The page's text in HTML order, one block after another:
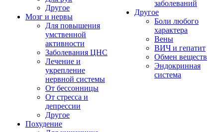
Другое
Мозг и нервы
Для повышения
умственной
активности
Заболевания ЦНС
Лечение и
укрепление
нервной системы
От бессонницы
От стресса и
депрессии
Другое
Похудение
заболеваний
Другое
Боли любого
характера
Вены
ВИЧ и гепатит
Обмен веществ
Эндокринная
система